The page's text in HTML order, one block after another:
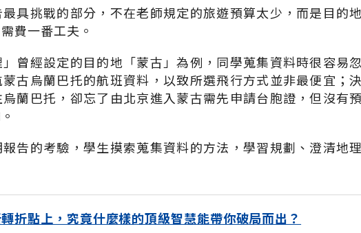
具挑戰的部分，不在老師規定的旅遊預算太少，而是目的
費一番工夫。
曾經設定的目的地「蒙古」為例，同學蒐集資料時很容易
古烏蘭巴托的航班資料，以致所選飛行方式並非最便宜；
蘭巴托，卻忘了由北京進入蒙古需先申請台胞證，但沒有
告的考驗，學生摸索蒐集資料的方法，學習規劃、澄清地
折點上，究竟什麼樣的頂級智慧能帶你破局而出？